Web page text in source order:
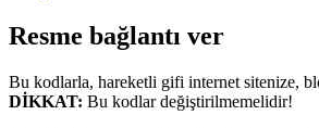
Resme bağlantı ver
Bu kodlarla, hareketli gifi internet sitenize,
DİKKAT: Bu kodlar değiştirilmemelidir!